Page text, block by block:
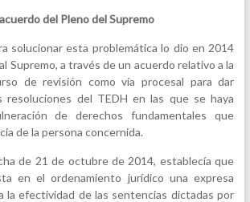
del Pleno del Supremo
solucionar esta problemática lo dio en 2014
Supremo, a través de un acuerdo relativo a la
de revisión como vía procesal para dar
resoluciones del TEDH en las que se haya
de derechos fundamentales que
de la persona concernida.
de 21 de octubre de 2014, establecía que
en el ordenamiento jurídico una expresa
la efectividad de las sentencias dictadas por